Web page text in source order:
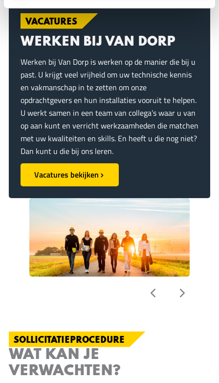
p
i
ë
r
e
n
i
l
b
o
o
e
I
p
VACATURES
WERKEN BIJ VAN DORP
Werken bij Van Dorp is werken op de manier die bij u
past. U krijgt veel vrijheid om uw technische kennis
en vakmanschap in te zetten om onze
opdrachtgevers en hun installaties vooruit te helpen.
U werkt samen in een team van collega’s waar u van
op aan kunt en verricht werkzaamheden die matchen
met uw kwaliteiten en skills. En heeft u die nog niet?
Dan kunt u die bij ons leren.
Vacatures bekijken
SOLLICITATIEPROCEDURE
WAT KAN JE
VERWACHTEN?